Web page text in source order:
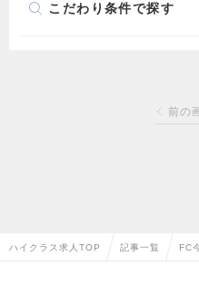
こだわり条件で探す
前の
ハイクラス求人TOP 記事一覧 FC